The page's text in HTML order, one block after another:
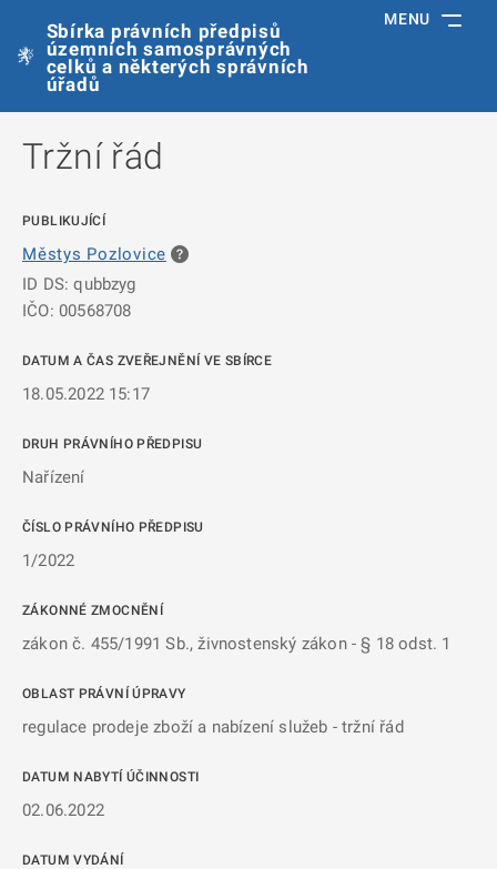
Sbírka právních předpisů
územních samosprávných
celků a některých správních
úřadů
MENU
Tržní řád
PUBLIKUJÍCÍ
Městys Pozlovice
ID DS: qubbzyg
IČO: 00568708
DATUM A ČAS ZVEŘEJNĚNÍ VE SBÍRCE
18.05.2022 15:17
DRUH PRÁVNÍHO PŘEDPISU
Nařízení
ČÍSLO PRÁVNÍHO PŘEDPISU
1/2022
ZÁKONNÉ ZMOCNĚNÍ
zákon č. 455/1991 Sb., živnostenský zákon - § 18 odst. 1
OBLAST PRÁVNÍ ÚPRAVY
regulace prodeje zboží a nabízení služeb - tržní řád
DATUM NABYTÍ ÚČINNOSTI
02.06.2022
DATUM VYDÁNÍ